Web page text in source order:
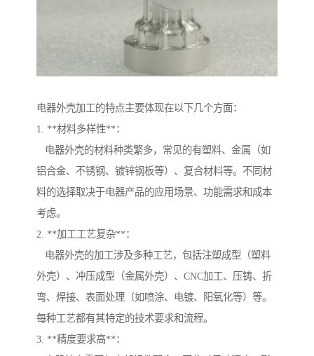
电器外壳加工的特点主要体现在以下几个方面：
1. **材料多样性**：
电器外壳的材料种类繁多，常见的有塑料、金属（如
铝合金、不锈钢、镀锌钢板等）、复合材料等。不同材
料的选择取决于电器产品的应用场景、功能需求和成本
考虑。
2. **加工工艺复杂**：
电器外壳的加工涉及多种工艺，包括注塑成型（塑料
外壳）、冲压成型（金属外壳）、CNC加工、压铸、折
弯、焊接、表面处理（如喷涂、电镀、阳氧化等）等。
每种工艺都有其特定的技术要求和流程。
3. **精度要求高**：